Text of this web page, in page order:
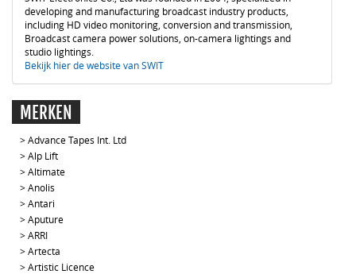
developing and manufacturing broadcast industry products,
including HD video monitoring, conversion and transmission,
Broadcast camera power solutions, on-camera lightings and
studio lightings.
Bekijk hier de website van SWIT
MERKEN
>Advance Tapes Int. Ltd
>Alp Lift
>Altimate
>Anolis
>Antari
>Aputure
>ARRI
>Artecta
>Artistic Licence